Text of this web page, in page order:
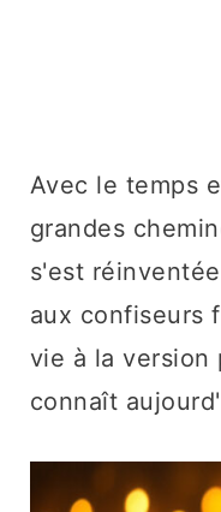
Avec le temps
grandes
s'est
aux confiseurs
vie à la version
connaît